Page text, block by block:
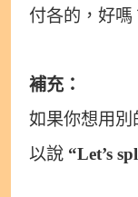
付各的，好嗎
補充：
如果你想用別
以說 “Let’s